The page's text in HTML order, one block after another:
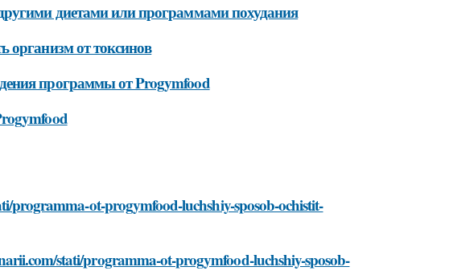
диетами или программами похудания
организм от токсинов
программы от Progymfood
programma-ot-progymfood-luchshiy-sposob-ochistit-
stati/programma-ot-progymfood-luchshiy-sposob-